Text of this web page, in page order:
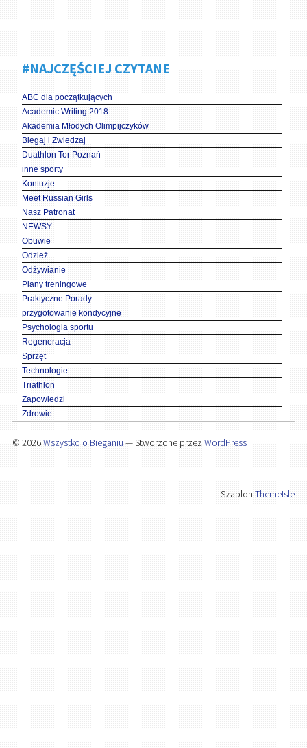
#NAJCZĘŚCIEJ CZYTANE
ABC dla początkujących
Academic Writing 2018
Akademia Młodych Olimpijczyków
Biegaj i Zwiedzaj
Duathlon Tor Poznań
inne sporty
Kontuzje
Meet Russian Girls
Nasz Patronat
NEWSY
Obuwie
Odzież
Odżywianie
Plany treningowe
Praktyczne Porady
przygotowanie kondycyjne
Psychologia sportu
Regeneracja
Sprzęt
Technologie
Triathlon
Zapowiedzi
Zdrowie
© 2026Wszystko o Bieganiu — Stworzone przez WordPress
SzablonThemeIsle